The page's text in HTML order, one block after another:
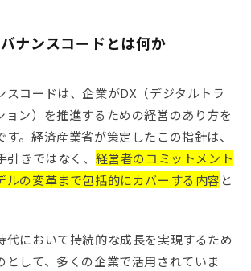
ナンスコードとは何か
スコードは、企業がDX（デジタルトラ
ョン）を推進するための経営のあり方を
。経済産業省が策定したこの指針は、
きではなく、 経営者のコミットメント
ルの変革まで包括的にカバーする内容 と
代において持続的な成長を実現するため
として、多くの企業で活用されていま